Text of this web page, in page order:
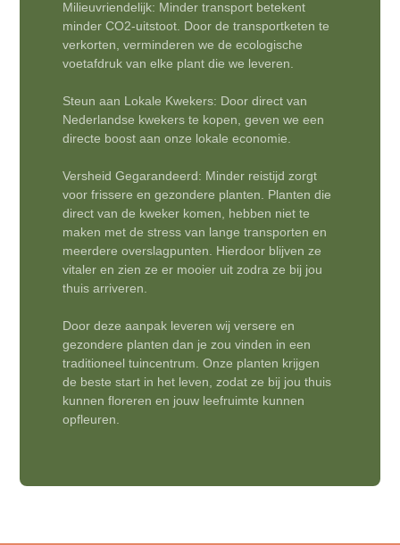
Milieuvriendelijk: Minder transport betekent
minder CO2-uitstoot. Door de transportketen te
verkorten, verminderen we de ecologische
voetafdruk van elke plant die we leveren.
Steun aan Lokale Kwekers: Door direct van
Nederlandse kwekers te kopen, geven we een
directe boost aan onze lokale economie.
Versheid Gegarandeerd: Minder reistijd zorgt
voor frissere en gezondere planten. Planten die
direct van de kweker komen, hebben niet te
maken met de stress van lange transporten en
meerdere overslagpunten. Hierdoor blijven ze
vitaler en zien ze er mooier uit zodra ze bij jou
thuis arriveren.
Door deze aanpak leveren wij versere en
gezondere planten dan je zou vinden in een
traditioneel tuincentrum. Onze planten krijgen
de beste start in het leven, zodat ze bij jou thuis
kunnen floreren en jouw leefruimte kunnen
opfleuren.